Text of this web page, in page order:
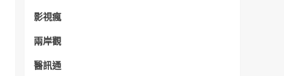
影視瘋
兩岸觀
醫訊通